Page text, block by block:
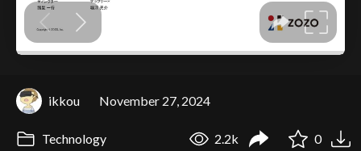
ikkou November 27, 2024
Technology 2.2k 0